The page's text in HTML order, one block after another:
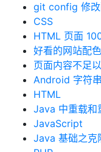
git config 修改
CSS
HTML 页面
好看的网站配色
页面内容不足
Android 字符
HTML
Java 中重载
JavaScript
Java 基础之克